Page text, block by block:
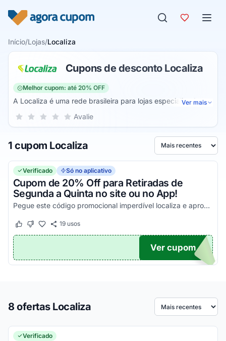
Início/Lojas/Localiza
Cupons de desconto Localiza
Melhor cupom: até 20% OFF
A Localiza é uma rede brasileira para lojas especializadas
em aluguel de carros. A rede surgiu ainda na década de 70
se modernizar e criou o seu próprio site, que funciona como
uma plataforma com a mesma funcionalidade.
Ver mais
Sua nota para Localiza, de 1 a 5 estrelas
5 estrelas
4 estrelas
3 estrelas
2 estrelas
1 estrela Avalie
1 cupom Localiza Ordenar por
Verificado Só no aplicativo
Cupom de 20% Off para Retiradas de
Segunda a Quinta no site ou no App!
Pegue este código promocional imperdível localiza e aproveite todos os seus benefícios nas suas compras online aplicando seus cupons de desconto!
Este cupom funcionou
Este cupom não funcionou
19usos
20
Ver cupom
8 ofertas Localiza Ordenar por
Verificado